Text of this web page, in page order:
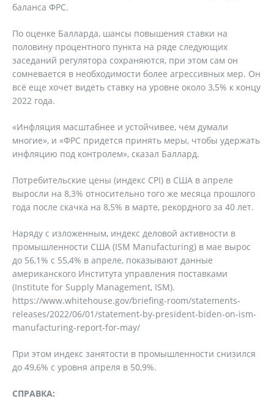
баланса ФРС.
По оценке Балларда, шансы повышения ставки на
половину процентного пункта на ряде следующих
заседаний регулятора сохраняются, при этом сам он
сомневается в необходимости более агрессивных мер. Он
всё еще хочет видеть ставку на уровне около 3,5% к концу
2022 года.
«Инфляция масштабнее и устойчивее, чем думали
многие», и «ФРС придется принять меры, чтобы удержать
инфляцию под контролем», сказал Баллард.
Потребительские цены (индекс CPI) в США в апреле
выросли на 8,3% относительно того же месяца прошлого
года после скачка на 8,5% в марте, рекордного за 40 лет.
Наряду с изложенным, индекс деловой активности в
промышленности США (ISM Manufacturing) в мае вырос
до 56,1% с 55,4% в апреле, показывают данные
американского Института управления поставками
(Institute for Supply Management, ISM).
https://www.whitehouse.gov/briefing-room/statements-
releases/2022/06/01/statement-by-president-biden-on-ism-
manufacturing-report-for-may/
При этом индекс занятости в промышленности снизился
до 49,6% с уровня апреля в 50,9%.
СПРАВКА: